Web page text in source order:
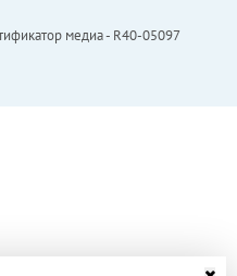
медиа - R40-05097